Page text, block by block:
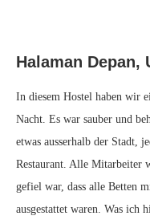
Halaman Depan,
In diesem Hostel haben wir
Nacht. Es war sauber und
etwas ausserhalb der Stadt,
Restaurant. Alle Mitarbeiter
gefiel war, dass alle Betten
ausgestattet waren. Was ich